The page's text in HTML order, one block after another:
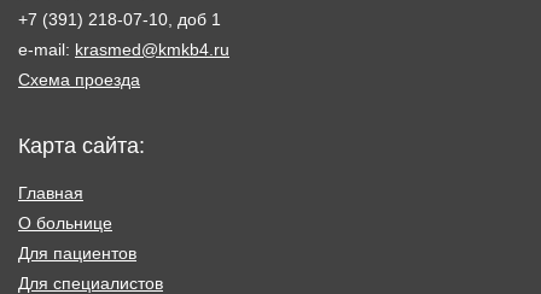
+7 (391) 218-07-10, доб 1
e-mail: krasmed@kmkb4.ru
Схема проезда
Карта сайта:
Главная
О больнице
Для пациентов
Для специалистов